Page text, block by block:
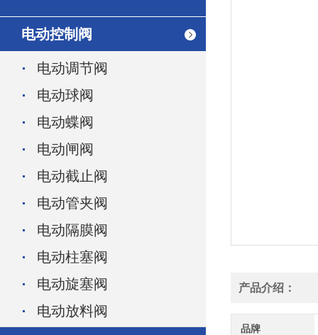
电动控制阀
电动调节阀
电动球阀
电动蝶阀
电动闸阀
电动截止阀
电动管夹阀
电动隔膜阀
电动柱塞阀
电动旋塞阀
电动放料阀
产品介绍：
品牌